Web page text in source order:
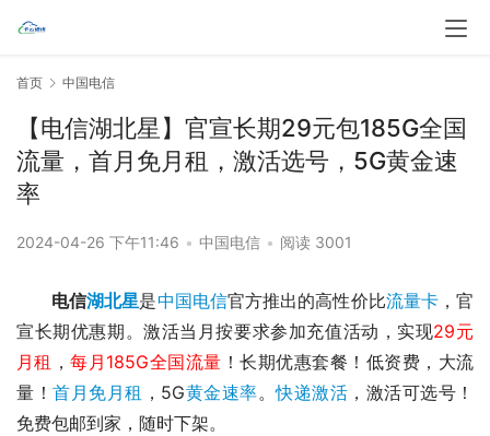
首页 中国电信
【电信湖北星】官宣长期29元包185G全国
流量，首月免月租，激活选号，5G黄金速
率
2024-04-26 下午11:46 • 中国电信 • 阅读 3001
电信湖北星是中国电信官方推出的高性价比流量卡，官
宣长期优惠期。激活当月按要求参加充值活动，实现29元
月租 ，每月185G全国流量 ！长期优惠套餐！低资费，大流
量！ 首月免月租 ，5G黄金速率。快递激活 ，激活可选号！
免费包邮到家，随时下架。